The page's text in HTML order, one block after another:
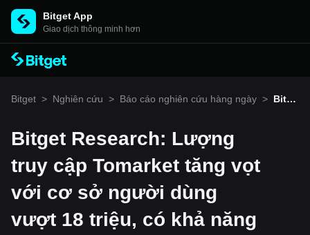
Bitget App
Giao dịch thông minh hơn
Bitget > Nghiên cứu > Báo cáo nghiên cứu hàng ngày > Bitge
Bitget Research: Lượng
truy cập Tomarket tăng vọt
với cơ sở người dùng
vượt 18 triệu, có khả năng